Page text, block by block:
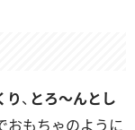
り、 とろ～んとし
おもちゃのように